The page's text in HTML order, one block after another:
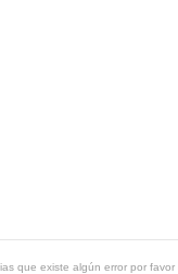
que existe algún error por